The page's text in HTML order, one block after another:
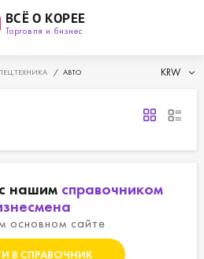
ВСЁ О КОРЕЕ
Торговля и бизнес
/ АВТО KRW
нашим справочником
основном сайте
В СПРАВОЧНИК